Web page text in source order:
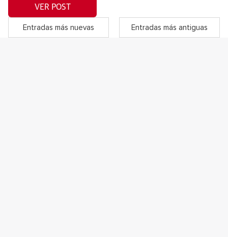
VER POST
Entradas más nuevas Entradas más antiguas